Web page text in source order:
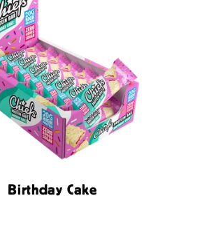
Birthday Cake